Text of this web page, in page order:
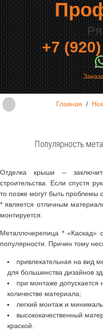
+7
Главная /
Популярность
Отделка крыши –
строительства. Если спустя
то позже могут быть
* является отличным
монтируется.
Металлочерепица * «Каскад»
популярности. Причин тому
привлекательная на вид
для большинства дизайнов
при монтаже допускается
количестве материала;
легкий монтаж и
высококачественный
краской.